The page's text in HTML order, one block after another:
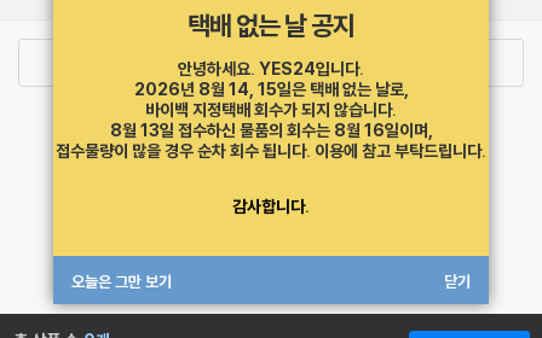
택배 없는 날 공지
안녕하세요. YES24입니다.
2026년 8월 14, 15일은 택배 없는 날로,
바이백 지정택배 회수가 되지 않습니다.
8월 13일 접수하신 물품의 회수는 8월 16일이며,
접수물량이 많을 경우 순차 회수 됩니다. 이용에 참고 부탁드립니다.
감사합니다.
오늘은 그만 보기 닫기
최근 본 상품
고객센터 1544-3800 티켓 1544-6399
중고샵 1566-4295
eBook 1:1문의/채팅상담
개인정보처리방침
도서홍보
광고
MATOM15